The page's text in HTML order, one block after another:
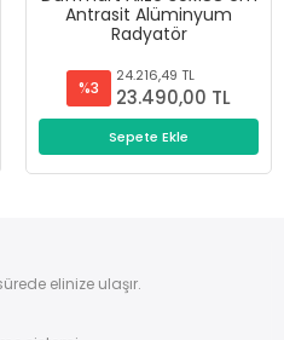
Antrasit Alüminyum
Radyatör
%3
24.216,49 TL
23.490,00 TL
Sepete Ekle
elinize ulaşır.